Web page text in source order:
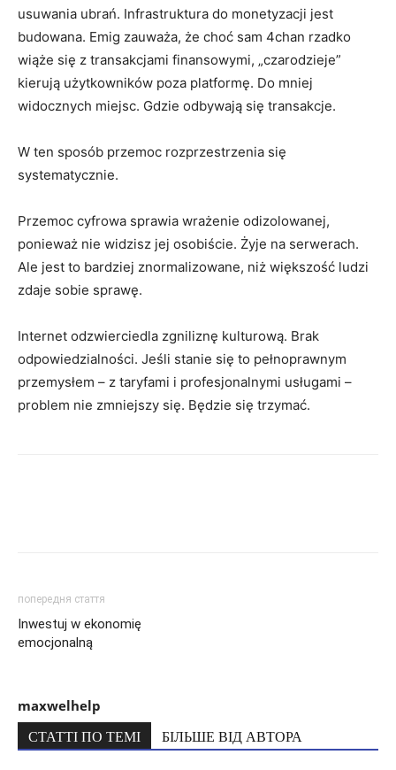
usuwania ubrań. Infrastruktura do monetyzacji jest
budowana. Emig zauważa, że ​​choć sam 4chan rzadko
wiąże się z transakcjami finansowymi, „czarodzieje”
kierują użytkowników poza platformę. Do mniej
widocznych miejsc. Gdzie odbywają się transakcje.
W ten sposób przemoc rozprzestrzenia się
systematycznie.
Przemoc cyfrowa sprawia wrażenie odizolowanej,
ponieważ nie widzisz jej osobiście. Żyje na serwerach.
Ale jest to bardziej znormalizowane, niż większość ludzi
zdaje sobie sprawę.
Internet odzwierciedla zgniliznę kulturową. Brak
odpowiedzialności. Jeśli stanie się to pełnoprawnym
przemysłem – z taryfami i profesjonalnymi usługami –
problem nie zmniejszy się. Będzie się trzymać.
попередня стаття
Inwestuj w ekonomię
emocjonalną
maxwelhelp
СТАТТІ ПО ТЕМІ БІЛЬШЕ ВІД АВТОРА